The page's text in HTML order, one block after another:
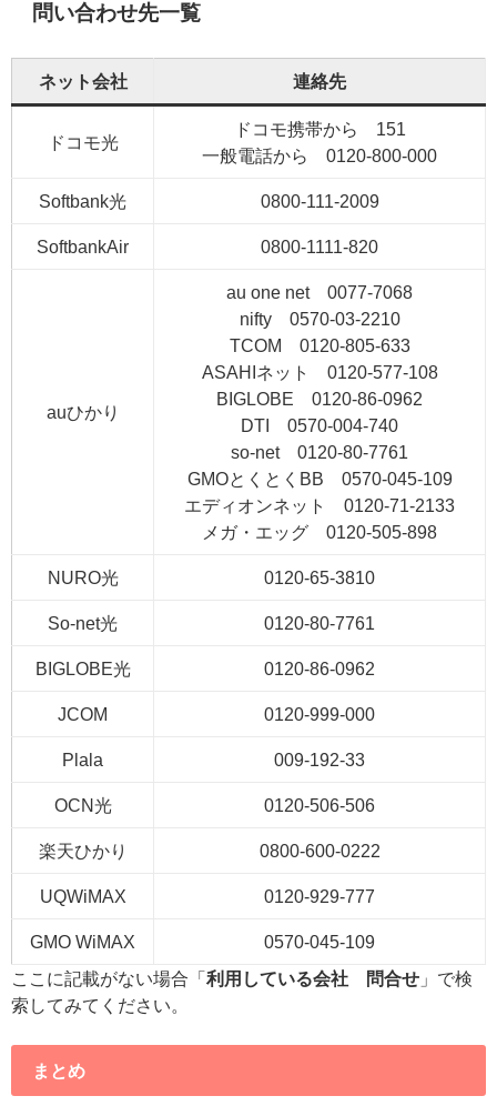
問い合わせ先一覧
ネット会社 連絡先
ドコモ光
ドコモ携帯から 151
一般電話から 0120-800-000
Softbank光 0800-111-2009
SoftbankAir 0800-1111-820
auひかり
au one net 0077-7068
nifty 0570-03-2210
TCOM 0120-805-633
ASAHIネット 0120-577-108
BIGLOBE 0120-86-0962
DTI 0570-004-740
so-net 0120-80-7761
GMOとくとくBB 0570-045-109
エディオンネット 0120-71-2133
メガ・エッグ 0120-505-898
NURO光 0120-65-3810
So-net光 0120-80-7761
BIGLOBE光 0120-86-0962
JCOM 0120-999-000
Plala 009-192-33
OCN光 0120-506-506
楽天ひかり 0800-600-0222
UQWiMAX 0120-929-777
GMO WiMAX 0570-045-109
ここに記載がない場合「 利用している会社 問合せ 」で検
索してみてください。
まとめ